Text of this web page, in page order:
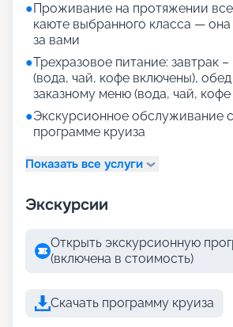
●Проживание на протяжении
каюте выбранного класса — она
за вами
●Трехразовое питание: завтрак
(вода, чай, кофе включены),
заказному меню (вода, чай,
●Экскурсионное обслуживание
программе круиза
Показать все услуги
Экскурсии
Открыть экскурсионную
(включена в стоимость)
Скачать программу круиза